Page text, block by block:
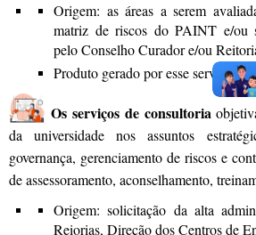
Origem: as áreas a serem
matriz de riscos do PAINT e/ou
pelo Conselho Curador e/ou
Produto gerado por esse serviço:
Os serviços de consultoria
da universidade nos assuntos
governança, gerenciamento de riscos e
de assessoramento, aconselhamento,
Origem: solicitação da alta
Reiorias, Direção dos Centros de